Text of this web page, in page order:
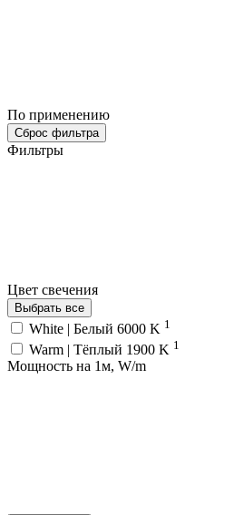
По применению
Сброс фильтра
Фильтры
Цвет свечения
Выбрать все
White | Белый 6000 K 1
Warm | Тёплый 1900 K 1
Мощность на 1м, W/m